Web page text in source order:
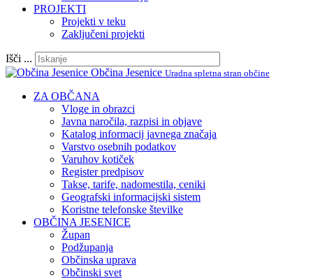
PROJEKTI
Projekti v teku
Zaključeni projekti
Išči ...
Občina Jesenice Uradna spletna stran občine
ZA OBČANA
Vloge in obrazci
Javna naročila, razpisi in objave
Katalog informacij javnega značaja
Varstvo osebnih podatkov
Varuhov kotiček
Register predpisov
Takse, tarife, nadomestila, ceniki
Geografski informacijski sistem
Koristne telefonske številke
OBČINA JESENICE
Župan
Podžupanja
Občinska uprava
Občinski svet